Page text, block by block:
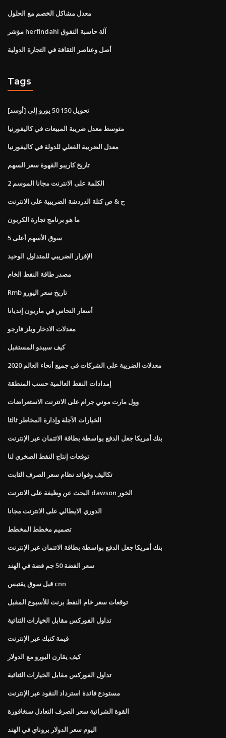
معدل مشاكل الخصم مع الحلول
مؤشر herfindahl آلة حاسبة التفوق
أصل وعناصر الثقافة في التجارة الدولية
Tags
تحويل 150 50 يورو إلى [أوسد]
متوسط ​​معدل ضريبة المبيعات في كاليفورنيا
معدل الضريبة الفعلي للدولة في كاليفورنيا
تاريخ كاريبو القهوة سعر السهم
الكلمة على الانترنت مجانا الموسم 2
ح & ص كتلة الدردشة الضريبية على الانترنت
ما هو برنامج تجارة الكربون
سوق الأسهم أعلى 5
الإقرار الضريبي للمتداول الوحيد
مصدر طاقة النفط الخام
Rmb تاريخ سعر اليورو
أسعار النحاس في ماريون إنديانا
معدلات الادخار ويلز فارجو
كيف سيبدو المستقبل
معدلات الضريبة على الشركات في جميع أنحاء العالم 2020
إمدادات النفط العالمية حسب المنطقة
وول مارت موني جرام على الانترنت الاستعراضات
الخيارات الآجلة وإدارة المخاطر ثالثا
بنك أمريكا جعل الدفع بواسطة بطاقة الائتمان عبر الإنترنت
توقعات إنتاج النفط الصخري لنا
تكاليف وفوائد نظام سعر الصرف الثابت
البحث عن وظيفة على الانترنت dawson الخور
الدوري الايطالي على الانترنت مجانا
تصميم مخطط المخطط
بنك أمريكا جعل الدفع بواسطة بطاقة الائتمان عبر الإنترنت
سعر الفضة 50 جم فضة في الهند
قبل سوق يقتبس cnn
توقعات سعر خام النفط برنت للأسبوع المقبل
تداول الفوركس مقابل الخيارات الثنائية
قيمة كتبك عبر الإنترنت
كيف يقارن اليورو مع الدولار
تداول الفوركس مقابل الخيارات الثنائية
مستودع فائدة استرداد النقود عبر الإنترنت
القوة الشرائية سعر الصرف التعادل سنغافورة
اليوم سعر الدولار بروناي في الهند